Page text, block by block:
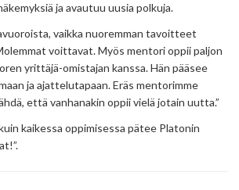
ja avautuu uusia polkuja.
vaikka nuoremman tavoitteet
voittavat. Myös mentori oppii paljon
yrittäjä-omistajan kanssa. Hän pääsee
ja ajattelutapaan. Eräs mentorimme
että vanhanakin oppii vielä jotain uutta.”
kaikessa oppimisessa pätee Platonin